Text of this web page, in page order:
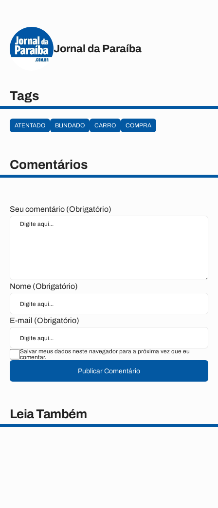
Jornal da Paraíba
Tags
ATENTADO BLINDADO CARRO COMPRA
Comentários
Seu comentário (Obrigatório)
Nome (Obrigatório)
E-mail (Obrigatório)
Salvar meus dados neste navegador para a próxima vez que eu
comentar.
Publicar Comentário
Leia Também